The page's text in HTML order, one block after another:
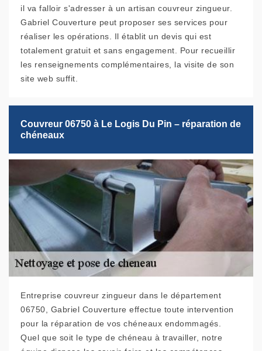
il va falloir s'adresser à un artisan couvreur zingueur.
Gabriel Couverture peut proposer ses services pour
réaliser les opérations. Il établit un devis qui est
totalement gratuit et sans engagement. Pour recueillir
les renseignements complémentaires, la visite de son
site web suffit.
Couvreur 06750 à Le Logis Du Pin – réparation de
chéneaux
Entreprise couvreur zingueur dans le département
06750, Gabriel Couverture effectue toute intervention
pour la réparation de vos chéneaux endommagés.
Quel que soit le type de chéneau à travailler, notre